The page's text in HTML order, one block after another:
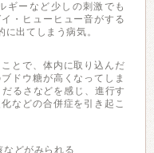
ギーなど少しの刺激でも
・ヒューヒュー音がする
出てしまう病気。
とで、体内に取り込んだ
ドウ糖が高くなってしま
るさなどを感じ、進行す
などの合併症を引き起こ
どがみられる